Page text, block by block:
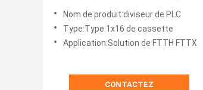
case de diviseur de PLC de fibre de
LC
Nom de produit:diviseur de PLC
Type:Type 1x16 de cassette
Application:Solution de FTTH FTTX
CONTACTEZ